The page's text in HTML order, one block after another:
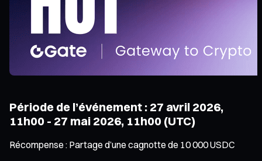
Période de l’événement : 27 avril 2026,
11h00 - 27 mai 2026, 11h00 (UTC)
Récompense : Partage d’une cagnotte de 10 000 USDC